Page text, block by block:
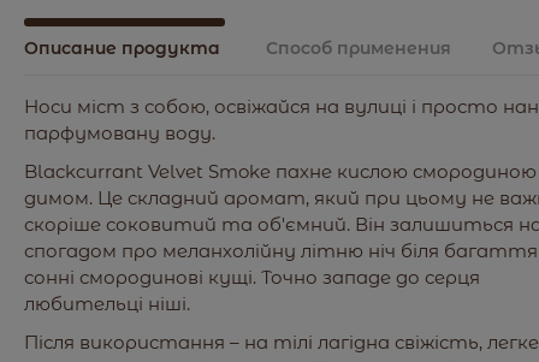
Описание продукта Способ применения
Носи міст з собою, освіжайся на вулиці і просто
парфумовану воду.
Blackcurrant Velvet Smoke пахне кислою
димом. Це складний аромат, який при цьому не
скоріше соковитий та об'ємний. Він залишиться на
спогадом про меланхолійну літню ніч біля багаття
сонні смородинові кущі. Точно западе до серця
любительці ніші.
Після використання – на тілі лагідна свіжість, легке